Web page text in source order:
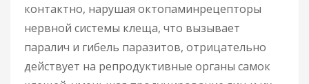
контактно, нарушая октопаминрецепторы
нервной системы клеща, что вызывает
паралич и гибель паразитов, отрицательно
действует на репродуктивные органы самок